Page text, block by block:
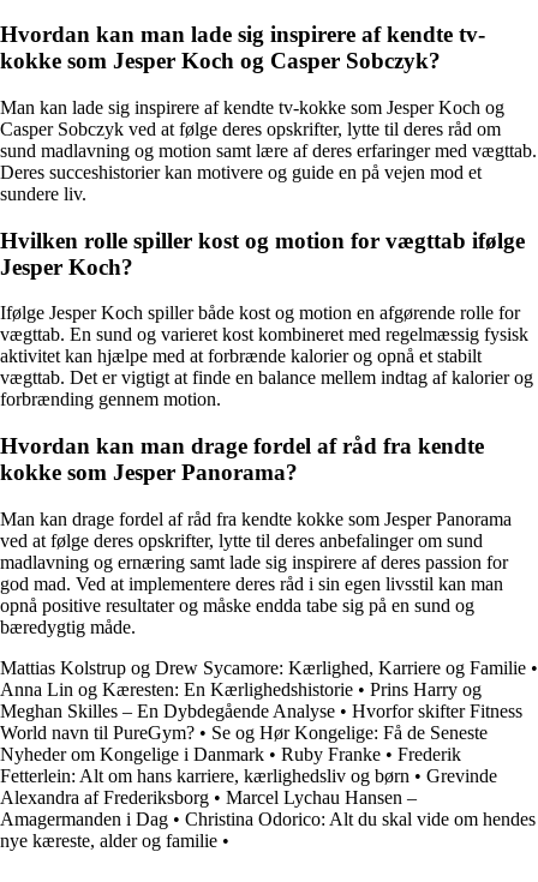
Hvordan kan man lade sig inspirere af kendte tv-
kokke som Jesper Koch og Casper Sobczyk?
Man kan lade sig inspirere af kendte tv-kokke som Jesper Koch og
Casper Sobczyk ved at følge deres opskrifter, lytte til deres råd om
sund madlavning og motion samt lære af deres erfaringer med vægttab.
Deres succeshistorier kan motivere og guide en på vejen mod et
sundere liv.
Hvilken rolle spiller kost og motion for vægttab ifølge
Jesper Koch?
Ifølge Jesper Koch spiller både kost og motion en afgørende rolle for
vægttab. En sund og varieret kost kombineret med regelmæssig fysisk
aktivitet kan hjælpe med at forbrænde kalorier og opnå et stabilt
vægttab. Det er vigtigt at finde en balance mellem indtag af kalorier og
forbrænding gennem motion.
Hvordan kan man drage fordel af råd fra kendte
kokke som Jesper Panorama?
Man kan drage fordel af råd fra kendte kokke som Jesper Panorama
ved at følge deres opskrifter, lytte til deres anbefalinger om sund
madlavning og ernæring samt lade sig inspirere af deres passion for
god mad. Ved at implementere deres råd i sin egen livsstil kan man
opnå positive resultater og måske endda tabe sig på en sund og
bæredygtig måde.
Mattias Kolstrup og Drew Sycamore: Kærlighed, Karriere og Familie •
Anna Lin og Kæresten: En Kærlighedshistorie • Prins Harry og
Meghan Skilles – En Dybdegående Analyse • Hvorfor skifter Fitness
World navn til PureGym? • Se og Hør Kongelige: Få de Seneste
Nyheder om Kongelige i Danmark • Ruby Franke • Frederik
Fetterlein: Alt om hans karriere, kærlighedsliv og børn • Grevinde
Alexandra af Frederiksborg • Marcel Lychau Hansen –
Amagermanden i Dag • Christina Odorico: Alt du skal vide om hendes
nye kæreste, alder og familie •